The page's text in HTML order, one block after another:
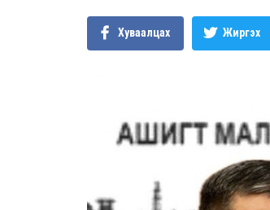
Хуваалцах Жиргэх